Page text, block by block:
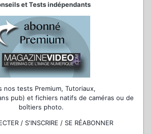
et Tests indépendants
nos tests Premium, Tutoriaux,
pub) et fichiers natifs de caméras ou de
boîtiers photo.
/ S'INSCRIRE / SE RÉABONNER